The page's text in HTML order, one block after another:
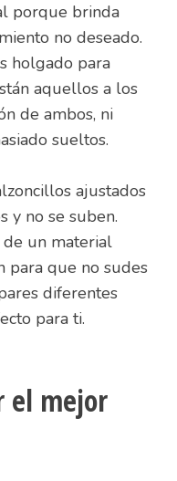
porque brinda
no deseado.
holgado para
aquellos a los
de ambos, ni
sueltos.
ajustados
y no se suben.
de un material
para que no sudes
diferentes
para ti.
el mejor